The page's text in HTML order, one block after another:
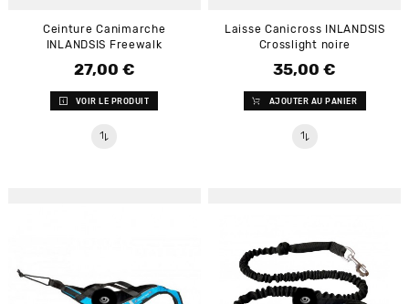
Ceinture Canimarche
INLANDSIS Freewalk
Prix
27,00 €
VOIR LE PRODUIT
Laisse Canicross INLANDSIS
Crosslight noire
Prix
35,00 €
AJOUTER AU PANIER